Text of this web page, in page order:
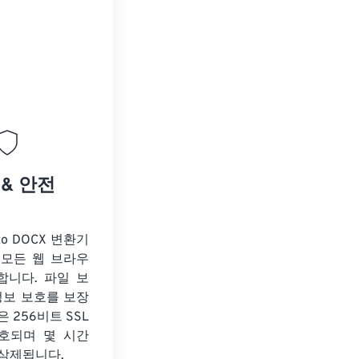
안전
DOCX 변환기
든 웹 브라우
니다. 파일 보
보호를 보장
256비트 SSL
되며 몇 시간
제됩니다.